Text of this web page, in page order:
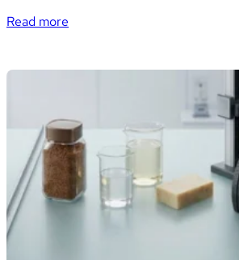
Read more
futuro
Impact
Global
entra
nella
piattaforma